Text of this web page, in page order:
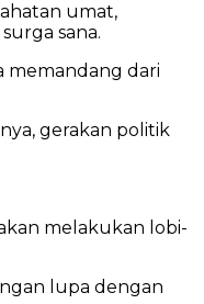
umat,
sana.
memandang dari
gerakan politik
melakukan lobi-
lupa dengan